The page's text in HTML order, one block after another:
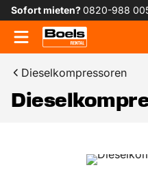
Sofort mieten?0820-988
Dieselkompressoren